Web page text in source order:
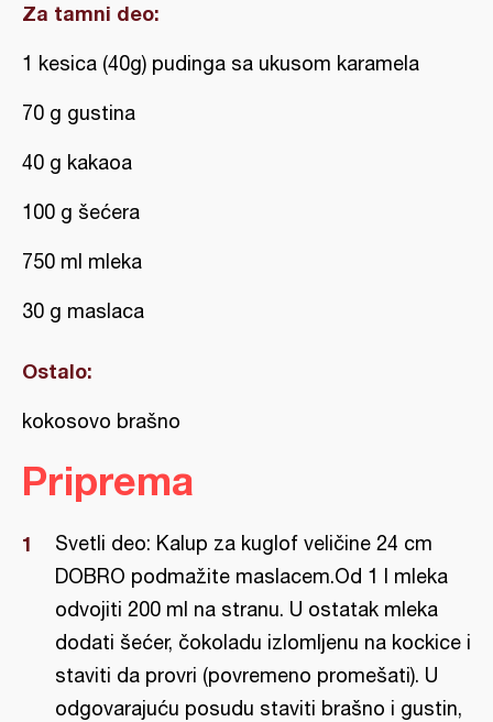
Za tamni deo:
1 kesica (40g) pudinga sa ukusom karamela
70 g gustina
40 g kakaoa
100 g šećera
750 ml mleka
30 g maslaca
Ostalo:
kokosovo brašno
Priprema
Svetli deo: Kalup za kuglof veličine 24 cm
DOBRO podmažite maslacem.Od 1 l mleka
odvojiti 200 ml na stranu. U ostatak mleka
dodati šećer, čokoladu izlomljenu na kockice i
staviti da provri (povremeno promešati). U
odgovarajuću posudu staviti brašno i gustin,